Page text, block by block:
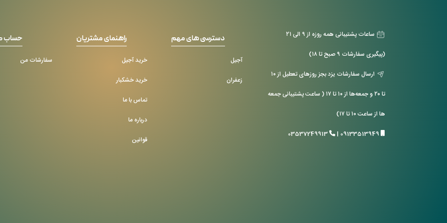
ساعات پشتیبانی همه روزه از ۹ الی ۲۱
(پیگیری سفارشات ۹ صبح تا ۱۸)
ارسال سفارشات یزد بجز روزهای تعطیل از ۱۰
تا ۲۰ و جمعه‌ها از ۱۰ تا ۱۷ ( ساعت پشتیبانی جمعه
ها از ساعت ۱۰ تا ۱۷)
09133513949
03537249913
دسترسی های مهم
آجیل
زعفران
راهنمای مشتریان
خرید آجیل
خرید خشکبار
تماس با ما
درباره ما
قوانین
حساب
سفارشات من